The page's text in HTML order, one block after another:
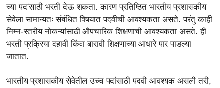
च्या पदांसाठी भरती देऊ शकता. कारण प्रतिष्ठित भारतीय प्रशासकीय
सेवेला सामान्यतः संबंधित विषयात पदवीची आवश्यकता असते. परंतु काही
निम्न-स्तरीय नोकऱ्यांसाठी औपचारिक शिक्षणाची आवश्यकता असते. ही
भरती प्रक्रिया दहावी किंवा बारावी शिक्षणाच्या आधारे पार पाडल्या
जातात.
भारतीय प्रशासकीय सेवेतील उच्च पदांसाठी पदवी आवश्यक असली तरी,